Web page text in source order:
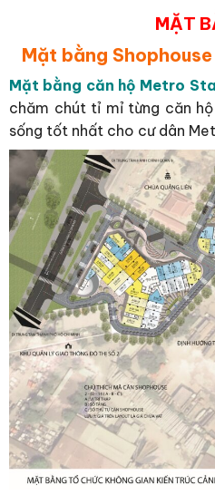
MẶT
Mặt bằng
Mặt bằng căn hộ Metro
chăm chút tỉ mỉ từng căn
sống tốt nhất cho cư dân